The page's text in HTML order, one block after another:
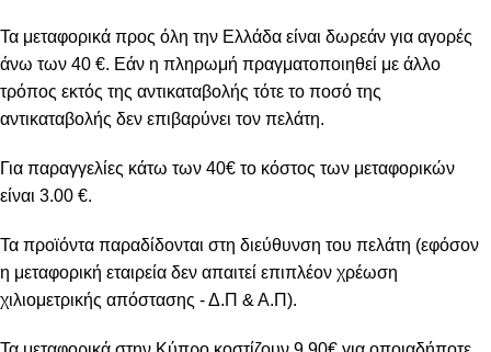
Τα μεταφορικά προς όλη την Ελλάδα είναι δωρεάν για αγορές
άνω των 40 €. Εάν η πληρωμή πραγματοποιηθεί με άλλο
τρόπος εκτός της αντικαταβολής τότε το ποσό της
αντικαταβολής δεν επιβαρύνει τον πελάτη.
Για παραγγελίες κάτω των 40€ το κόστος των μεταφορικών
είναι 3.00 €.
Τα προϊόντα παραδίδονται στη διεύθυνση του πελάτη (εφόσον
η μεταφορική εταιρεία δεν απαιτεί επιπλέον χρέωση
χιλιομετρικής απόστασης - Δ.Π & Α.Π).